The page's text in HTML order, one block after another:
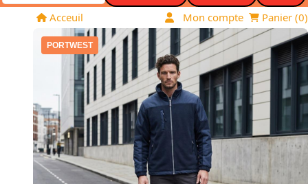
Acceuil Mon compte Panier (0)
PORTWEST